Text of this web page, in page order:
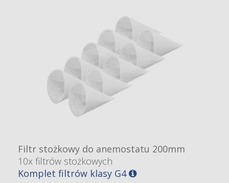
Filtr stożkowy do anemostatu 200mm
10x filtrów stożkowych
Komplet filtrów klasy G4